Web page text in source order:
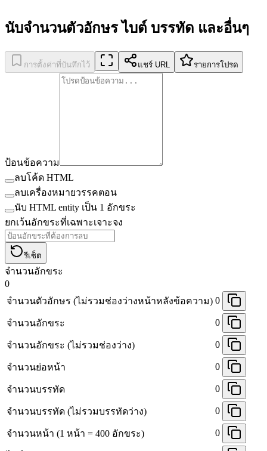
นับจำนวนตัวอักษร ไบต์ บรรทัด และอื่นๆ
การตั้งค่าที่บันทึกไว้ แชร์ URL รายการโปรด
ป้อนข้อความ
ลบโค้ด HTML
ลบเครื่องหมายวรรคตอน
นับ HTML entity เป็น 1 อักขระ
ยกเว้นอักขระที่เฉพาะเจาะจง
รีเซ็ต
จำนวนอักขระ
0
จำนวนตัวอักษร (ไม่รวมช่องว่างหน้าหลังข้อความ) 0
จำนวนอักขระ 0
จำนวนอักขระ (ไม่รวมช่องว่าง) 0
จำนวนย่อหน้า 0
จำนวนบรรทัด 0
จำนวนบรรทัด (ไม่รวมบรรทัดว่าง) 0
จำนวนหน้า (1 หน้า = 400 อักขระ) 0